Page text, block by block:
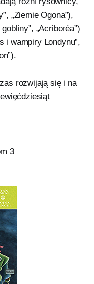
„Ziemie Ogona”),
„Acriboréa”)
i wampiry Londynu”,
rozwijają się i na
3